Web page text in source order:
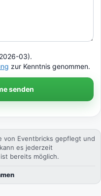
03).
zur Kenntnis genommen.
senden
von Eventbricks gepflegt und
es jederzeit
bereits möglich.